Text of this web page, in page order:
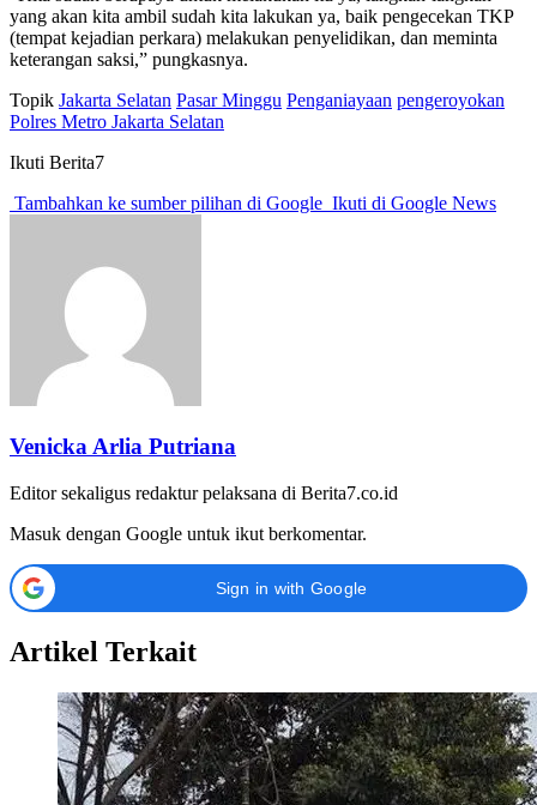
yang akan kita ambil sudah kita lakukan ya, baik pengecekan TKP
(tempat kejadian perkara) melakukan penyelidikan, dan meminta
keterangan saksi,” pungkasnya.
Topik Jakarta Selatan Pasar Minggu Penganiayaan pengeroyokan
Polres Metro Jakarta Selatan
Ikuti Berita7
Tambahkan ke sumber pilihan di Google Ikuti di Google News
Venicka Arlia Putriana
Editor sekaligus redaktur pelaksana di Berita7.co.id
Masuk dengan Google untuk ikut berkomentar.
Sign in with Google
Artikel Terkait